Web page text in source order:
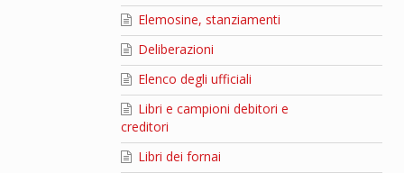
Elemosine, stanziamenti
Deliberazioni
Elenco degli ufficiali
Libri e campioni debitori e
creditori
Libri dei fornai